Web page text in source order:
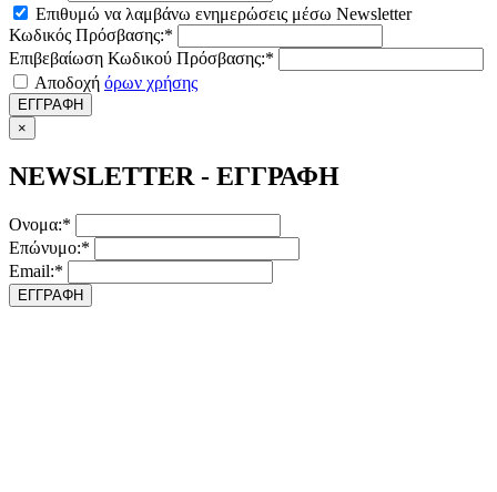
Επιθυμώ να λαμβάνω ενημερώσεις μέσω Newsletter
Κωδικός Πρόσβασης:*
Επιβεβαίωση Κωδικού Πρόσβασης:*
Αποδοχή όρων χρήσης
ΕΓΓΡΑΦΗ
×
NEWSLETTER - ΕΓΓΡΑΦΗ
Ονομα:*
Επώνυμο:*
Email:*
ΕΓΓΡΑΦΗ